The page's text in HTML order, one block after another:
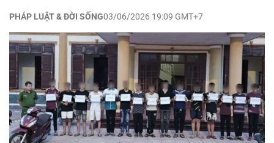
PHÁP LUẬT & ĐỜI SỐNG03/06/2026 19:09 GMT+7